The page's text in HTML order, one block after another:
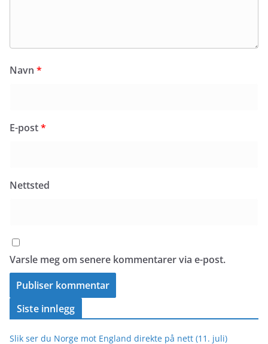
Navn *
E-post*
Nettsted
Varsle meg om senere kommentarer via e-post.
Siste innlegg
Slik ser du Norge mot England direkte på nett (11. juli)